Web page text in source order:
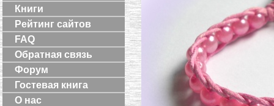
Книги
Рейтинг сайтов
FAQ
Обратная связь
Форум
Гостевая книга
О нас